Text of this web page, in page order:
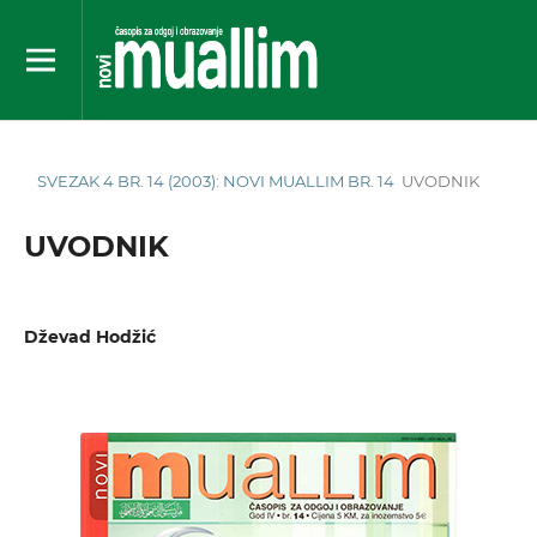
SVEZAK 4 BR. 14 (2003): NOVI MUALLIM BR. 14 UVODNIK
UVODNIK
Dževad Hodžić